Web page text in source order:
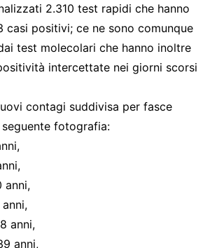
2.310 test rapidi che hanno
casi positivi; ce ne sono comunque
test molecolari che hanno inoltre
intercettate nei giorni scorsi
contagi suddivisa per fasce
seguente fotografia:
anni,
anni,
anni,